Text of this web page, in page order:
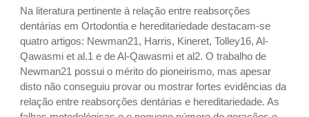
Na literatura pertinente à relação entre reabsorções
dentárias em Ortodontia e hereditariedade destacam-se
quatro artigos: Newman21, Harris, Kineret, Tolley16, Al-
Qawasmi et al.1 e de Al-Qawasmi et al2. O trabalho de
Newman21 possui o mérito do pioneirismo, mas apesar
disto não conseguiu provar ou mostrar fortes evidências da
relação entre reabsorções dentárias e hereditariedade. As